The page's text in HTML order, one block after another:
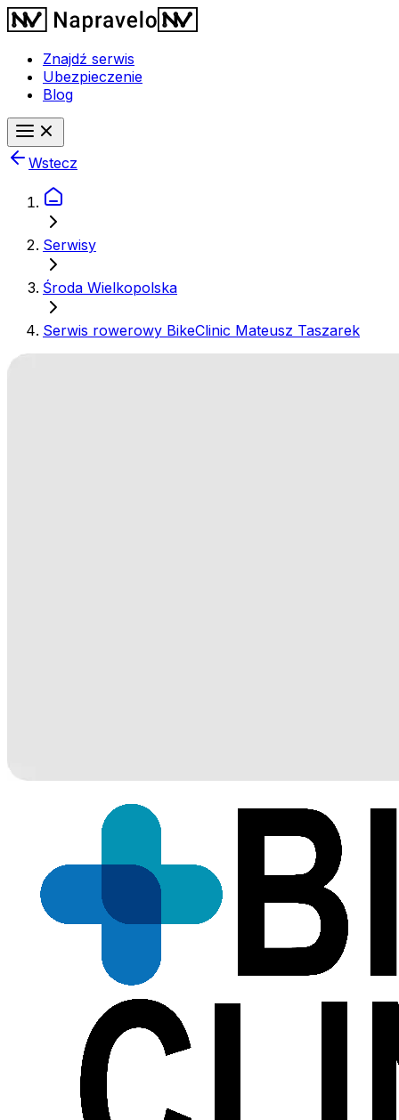
Znajdź serwis
Ubezpieczenie
Blog
Wstecz
Serwisy
Środa Wielkopolska
Serwis rowerowy BikeClinic Mateusz Taszarek